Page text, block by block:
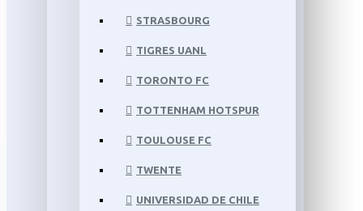
STRASBOURG
TIGRES UANL
TORONTO FC
TOTTENHAM HOTSPUR
TOULOUSE FC
TWENTE
UNIVERSIDAD DE CHILE